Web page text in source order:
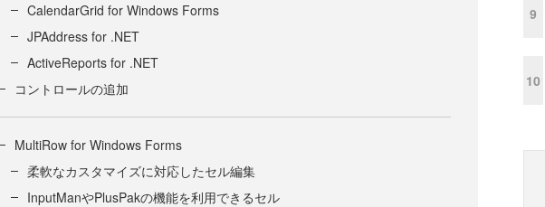
CalendarGrid for Windows Forms
JPAddress for .NET
ActiveReports for .NET
コントロールの追加
MultiRow for Windows Forms
柔軟なカスタマイズに対応したセル編集
InputManやPlusPakの機能を利用できるセル
9
10